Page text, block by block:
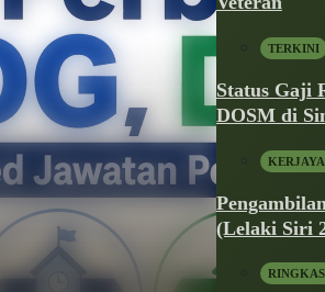
TERKINI
Status Gaji
DOSM di
(Lelaki Siri